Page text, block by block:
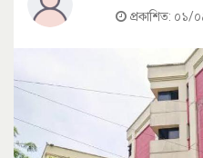
প্রকাশিত: ০১/